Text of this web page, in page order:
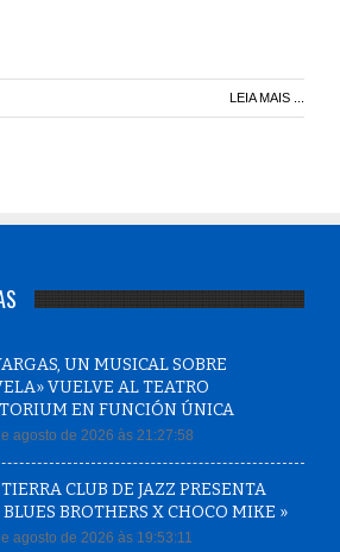
LEIA MAIS ...
UN MUSICAL SOBRE
VUELVE AL TEATRO
EN FUNCIÓN ÚNICA
agosto de 2026 às 21:27:58
CLUB DE JAZZ PRESENTA
BROTHERS X CHOCO MIKE »
agosto de 2026 às 19:53:11